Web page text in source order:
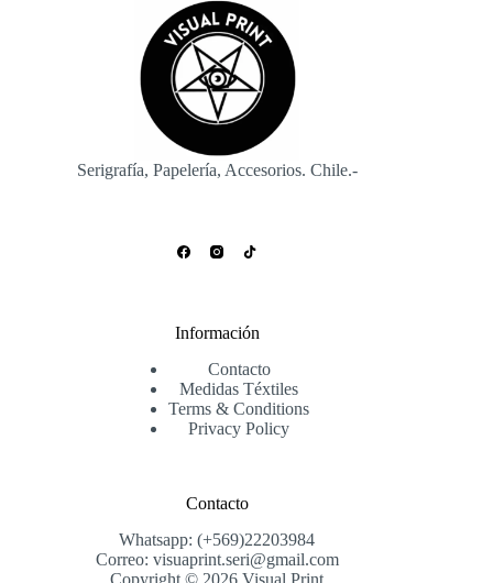
Serigrafía, Papelería, Accesorios. Chile.-
Información
Contacto
Medidas Téxtiles
Terms & Conditions
Privacy Policy
Contacto
Whatsapp: (+569)22203984
Correo: visuaprint.seri@gmail.com
Copyright © 2026 Visual Print